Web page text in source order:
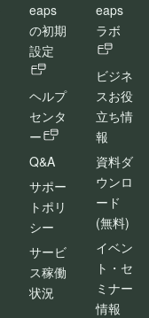
eaps
の初期
設定
ヘルプ
センタ
ー
Q&A
サポー
トポリ
シー
サービ
ス稼働
状況
eaps
ラボ
ビジネ
スお役
立ち情
報
資料ダ
ウンロ
ード
(無料)
イベン
ト・セ
ミナー
情報